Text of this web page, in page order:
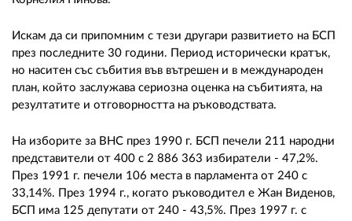
Искам да си припомним с тези другари развитието на БСП
през последните 30 години. Период исторически кратък,
но наситен със събития във вътрешен и в международен
план, който заслужава сериозна оценка на събитията, на
резултатите и отговорността на ръководствата.
На изборите за ВНС през 1990 г. БСП печели 211 народни
представители от 400 с 2 886 363 избиратели - 47,2%.
През 1991 г. печели 106 места в парламента от 240 с
33,14%. През 1994 г., когато ръководител е Жан Виденов,
БСП има 125 депутати от 240 - 43,5%. През 1997 г. с